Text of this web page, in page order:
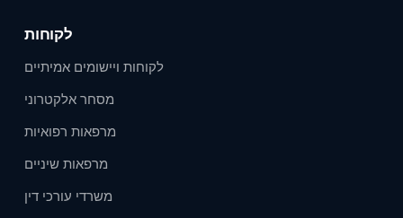
לקוחות
לקוחות ויישומים אמיתיים
מסחר אלקטרוני
מרפאות רפואיות
מרפאות שיניים
משרדי עורכי דין